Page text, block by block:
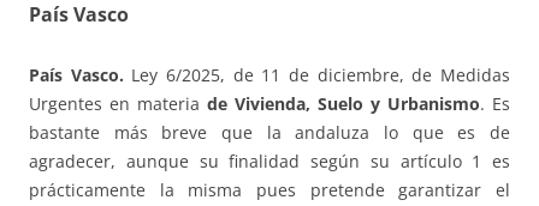
País Vasco
País Vasco. Ley 6/2025, de 11 de diciembre, de Medidas
Urgentes en materia de Vivienda, Suelo y Urbanismo. Es
bastante más breve que la andaluza lo que es de
agradecer, aunque su finalidad según su artículo 1 es
prácticamente la misma pues pretende garantizar el